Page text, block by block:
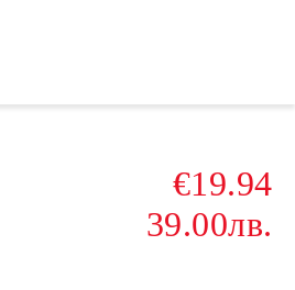
€19.94
39.00лв.